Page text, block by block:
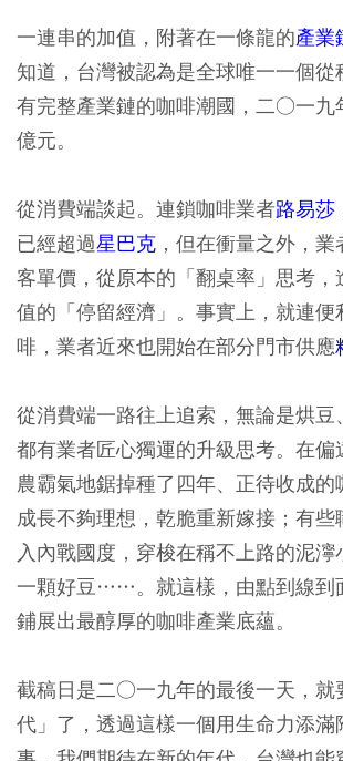
一連串的加值，附著在一條龍的產業
知道，台灣被認為是全球唯一一個
有完整產業鏈的咖啡潮國，二○一九
億元。
從消費端談起。連鎖咖啡業者路易莎
已經超過星巴克 ，但在衝量之外，
客單價，從原本的「翻桌率」思考，
值的「停留經濟」。事實上，就連便
啡，業者近來也開始在部分門市供應
從消費端一路往上追索，無論是烘豆
都有業者匠心獨運的升級思考。在偏
農霸氣地鋸掉種了四年、正待收成的
成長不夠理想，乾脆重新嫁接；有些
入內戰國度，穿梭在稱不上路的泥
一顆好豆……。就這樣，由點到線到
鋪展出最醇厚的咖啡產業底蘊。
截稿日是二○一九年的最後一天，
代」了，透過這樣一個用生命力添滿